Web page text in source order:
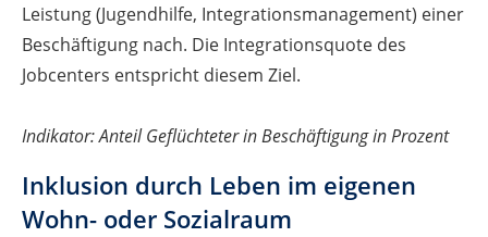
Leistung (Jugendhilfe, Integrationsmanagement) einer
Beschäftigung nach. Die Integrationsquote des
Jobcenters entspricht diesem Ziel.
Indikator: Anteil Geflüchteter in Beschäftigung in Prozent
Inklusion durch Leben im eigenen
Wohn- oder Sozialraum